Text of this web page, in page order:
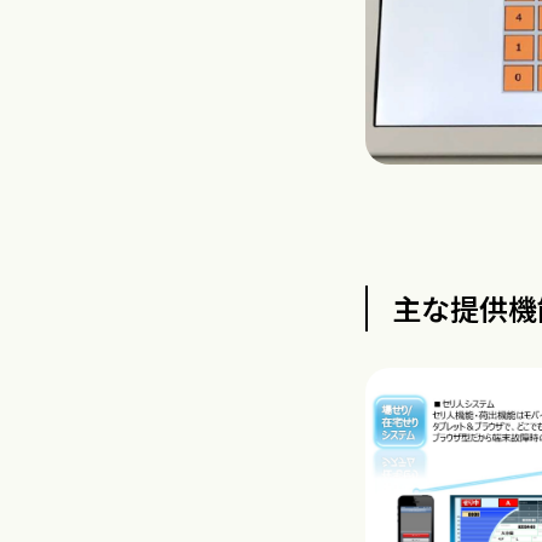
主な提供